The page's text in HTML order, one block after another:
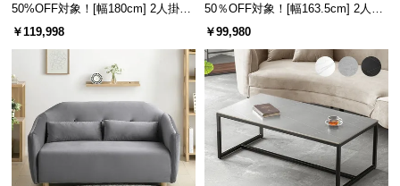
い
て
お
客
様
サ
50%OFF対象！[幅180cm] 2人掛け
ソファ
￥119,998
50％OFF対象！[幅163.5cm] 2人掛
けソファ
￥99,980